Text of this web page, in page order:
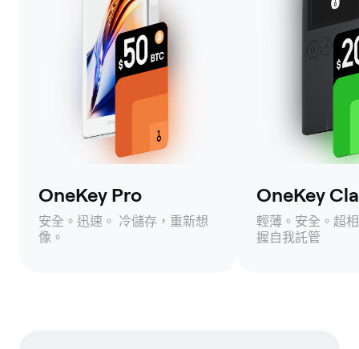
OneKey Pro
安全。迅速。 冷儲存，重新想
像。
OneKey
輕薄。安全。超
握自我託管